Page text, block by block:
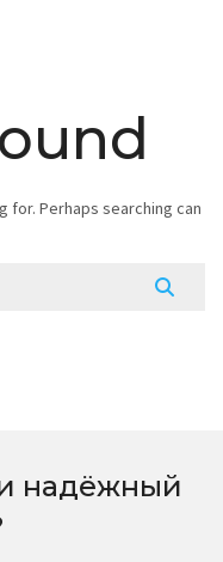
for. Perhaps searching can
надёжный